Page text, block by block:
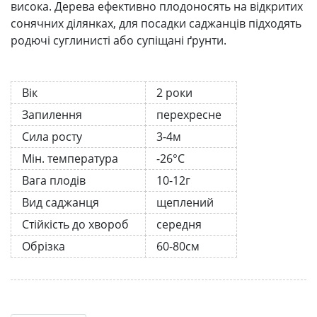
висока. Дерева ефективно плодоносять на відкритих
сонячних ділянках, для посадки саджанців підходять
родючі суглинисті або супіщані ґрунти.
Вік
2 роки
Запилення
перехресне
Сила росту
3-4м
Мін. температура
-26°C
Вага плодів
10-12г
Вид саджанця
щеплений
Стійкість до хвороб
середня
Обрізка
60-80см